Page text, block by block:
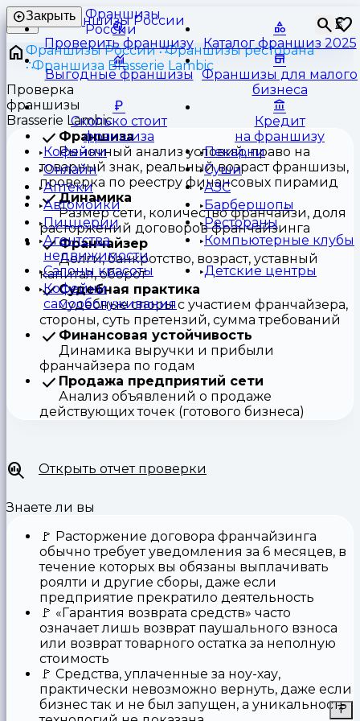
Франшизы
России
⏳
Закрыть
Проверить франшизу Каталог франшиз 2025
Выгодные франшизы Франшизы для малого
бизнеса
Сколько стоит
франшиза
Кредит
на франшизу
Кофейни
Пекарни
Онлайн
Суши
Аптеки
АЗС
Автомойки
Барбершопы
Пиццерии
Рестораны
Агентства
недвижимости
Компьютерные клубы
Салоны красоты
Детские центры
Кофейни
самообслуживания
Франшизы России
Франшизы ресторана
Франшиза Brasserie Lambic
Проверка
франшизы
Brasserie Lambic
Франшиза
Рыночный анализ условий, право на
товарный знак, реальный возраст франшизы,
проверка по реестру финансовых пирамид
Динамика
Размер сети, количество франчайзи, доля
расторжений договоров франчайзинга
Франчайзер
Долги, банкротство, возраст, уставный
капитал, оборот
Судебная практика
Судебные споры с участием франчайзера,
стороны, суть претензий, сумма требований
Финансовая устойчивость
Динамика выручки и прибыли
франчайзера по годам
Продажа предприятий сети
Анализ объявлений о продаже
действующих точек (готового бизнеса)
Открыть отчет проверки
Знаете ли вы
🚩 Расторжение договора франчайзинга
обычно требует уведомления за 6 месяцев, в
течение которых вы обязаны выплачивать
роялти и другие сборы, даже если
предприятие прекратило деятельность
🚩 «Гарантия возврата средств» часто
означает лишь возврат паушального взноса
или возврат товарного остатка за неполную
стоимость
🚩 Средства, уплаченные за ноу-хау,
практически невозможно вернуть, даже если
бизнес так и не был запущен, а уникальность